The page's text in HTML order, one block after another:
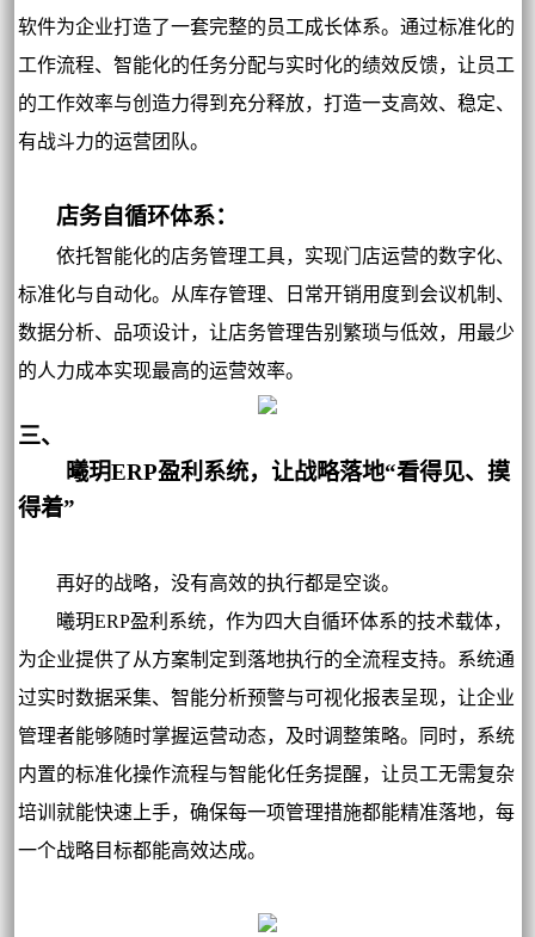
软件为企业打造了一套完整的员工成长体系。通过标准化的
工作流程、智能化的任务分配与实时化的绩效反馈，让员工
的工作效率与创造力得到充分释放，打造一支高效、稳定、
有战斗力的运营团队。
店务自循环体系：
依托智能化的店务管理工具，实现门店运营的数字化、
标准化与自动化。从库存管理、日常开销用度到会议机制、
数据分析、品项设计，让店务管理告别繁琐与低效，用最少
的人力成本实现最高的运营效率。
三、
曦玥ERP盈利系统，让战略落地“看得见、摸
得着”
再好的战略，没有高效的执行都是空谈。
曦玥ERP盈利系统，作为四大自循环体系的技术载体，
为企业提供了从方案制定到落地执行的全流程支持。系统通
过实时数据采集、智能分析预警与可视化报表呈现，让企业
管理者能够随时掌握运营动态，及时调整策略。同时，系统
内置的标准化操作流程与智能化任务提醒，让员工无需复杂
培训就能快速上手，确保每一项管理措施都能精准落地，每
一个战略目标都能高效达成。